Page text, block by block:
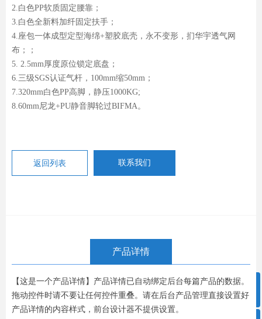
2.白色PP软质固定腰靠；
3.白色全新料加纤固定扶手；
4.座包一体成型定型海绵+塑胶底壳，永不变形，扪华宇透气网
布；；
5. 2.5mm厚度原位锁定底盘；
6.三级SGS认证气杆，100mm缩50mm；
7.320mm白色PP高脚，静压1000KG;
8.60mm尼龙+PU静音脚轮过BIFMA。
返回列表 联系我们
产品详情
【这是一个产品详情】产品详情已自动绑定后台每篇产品的数据。
拖动控件时请不要让任何控件重叠。请在后台产品管理直接设置好
产品详情的内容样式，前台设计器不提供设置。
ꁸ